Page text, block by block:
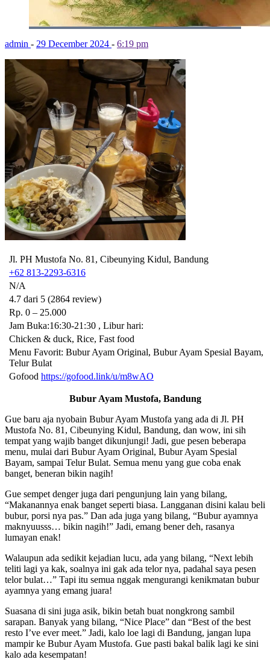
admin - 29 December 2024 - 6:19 pm
Jl. PH Mustofa No. 81, Cibeunying Kidul, Bandung
+62 813-2293-6316
N/A
4.7 dari 5 (2864 review)
Rp. 0 – 25.000
Jam Buka:16:30-21:30 , Libur hari:
Chicken & duck, Rice, Fast food
Menu Favorit: Bubur Ayam Original, Bubur Ayam Spesial Bayam,
Telur Bulat
Gofood https://gofood.link/u/m8wAO
Bubur Ayam Mustofa, Bandung
Gue baru aja nyobain Bubur Ayam Mustofa yang ada di Jl. PH
Mustofa No. 81, Cibeunying Kidul, Bandung, dan wow, ini sih
tempat yang wajib banget dikunjungi! Jadi, gue pesen beberapa
menu, mulai dari Bubur Ayam Original, Bubur Ayam Spesial
Bayam, sampai Telur Bulat. Semua menu yang gue coba enak
banget, beneran bikin nagih!
Gue sempet denger juga dari pengunjung lain yang bilang,
“Makanannya enak banget seperti biasa. Langganan disini kalau beli
bubur, porsi nya pas.” Dan ada juga yang bilang, “Bubur ayamnya
maknyuusss… bikin nagih!” Jadi, emang bener deh, rasanya
lumayan enak!
Walaupun ada sedikit kejadian lucu, ada yang bilang, “Next lebih
teliti lagi ya kak, soalnya ini gak ada telor nya, padahal saya pesen
telor bulat…” Tapi itu semua nggak mengurangi kenikmatan bubur
ayamnya yang emang juara!
Suasana di sini juga asik, bikin betah buat nongkrong sambil
sarapan. Banyak yang bilang, “Nice Place” dan “Best of the best
resto I’ve ever meet.” Jadi, kalo loe lagi di Bandung, jangan lupa
mampir ke Bubur Ayam Mustofa. Gue pasti bakal balik lagi ke sini
kalo ada kesempatan!